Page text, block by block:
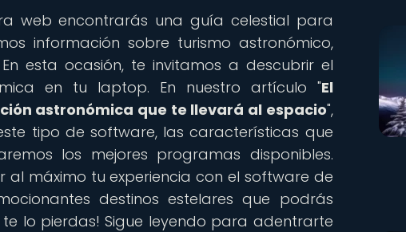
web encontrarás una guía celestial para
información sobre turismo astronómico,
esta ocasión, te invitamos a descubrir el
en tu laptop. En nuestro artículo "El
astronómica que te llevará al espacio",
tipo de software, las características que
los mejores programas disponibles.
máximo tu experiencia con el software de
destinos estelares que podrás
lo pierdas! Sigue leyendo para adentrarte